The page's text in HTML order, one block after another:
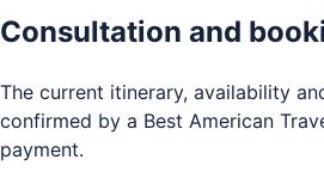
Consultation and
The current itinerary, availability
confirmed by a Best American
payment.